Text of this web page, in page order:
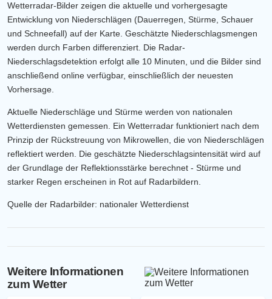
Wetterradar-Bilder zeigen die aktuelle und vorhergesagte
Entwicklung von Niederschlägen (Dauerregen, Stürme, Schauer
und Schneefall) auf der Karte. Geschätzte Niederschlagsmengen
werden durch Farben differenziert. Die Radar-
Niederschlagsdetektion erfolgt alle 10 Minuten, und die Bilder sind
anschließend online verfügbar, einschließlich der neuesten
Vorhersage.
Aktuelle Niederschläge und Stürme werden von nationalen
Wetterdiensten gemessen. Ein Wetterradar funktioniert nach dem
Prinzip der Rückstreuung von Mikrowellen, die von Niederschlägen
reflektiert werden. Die geschätzte Niederschlagsintensität wird auf
der Grundlage der Reflektionsstärke berechnet - Stürme und
starker Regen erscheinen in Rot auf Radarbildern.
Quelle der Radarbilder: nationaler Wetterdienst
Weitere Informationen
zum Wetter